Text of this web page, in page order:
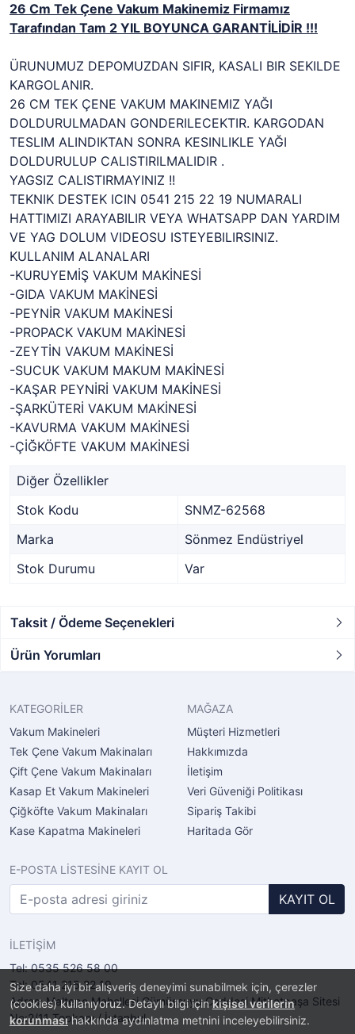
Size daha iyi bir alışveriş deneyimi sunabilmek için, çerezler
(cookies) kullanıyoruz. Detaylı bilgi içinkişisel verilerin
korunmasıhakkında aydınlatma metnini inceleyebilirsiniz.
26 Cm Tek Çene Vakum Makinemiz Firmamız
Tarafından Tam 2 YIL BOYUNCA GARANTİLİDİR !!!
ÜRUNUMUZ DEPOMUZDAN SIFIR, KASALI BIR SEKILDE
KARGOLANIR.
26 CM TEK ÇENE VAKUM MAKINEMIZ YAĞI
DOLDURULMADAN GONDERILECEKTIR. KARGODAN
TESLIM ALINDIKTAN SONRA KESINLIKLE YAĞI
DOLDURULUP CALISTIRILMALIDIR .
YAGSIZ CALISTIRMAYINIZ !!
TEKNIK DESTEK ICIN 0541 215 22 19 NUMARALI
HATTIMIZI ARAYABILIR VEYA WHATSAPP DAN YARDIM
VE YAG DOLUM VIDEOSU ISTEYEBILIRSINIZ.
KULLANIM ALANALARI
-KURUYEMİŞ VAKUM MAKİNESİ
-GIDA VAKUM MAKİNESİ
-PEYNİR VAKUM MAKİNESİ
-PROPACK VAKUM MAKİNESİ
-ZEYTİN VAKUM MAKİNESİ
-SUCUK VAKUM MAKUM MAKİNESİ
-KAŞAR PEYNİRİ VAKUM MAKİNESİ
-ŞARKÜTERİ VAKUM MAKİNESİ
-KAVURMA VAKUM MAKİNESİ
-ÇİĞKÖFTE VAKUM MAKİNESİ
Diğer Özellikler
Stok Kodu
SNMZ-62568
Marka
Sönmez Endüstriyel
Stok Durumu
Var
Taksit / Ödeme Seçenekleri
Ürün Yorumları
KATEGORİLER
Vakum Makineleri
Tek Çene Vakum Makinaları
Çift Çene Vakum Makinaları
Kasap Et Vakum Makineleri
Çiğköfte Vakum Makinaları
Kase Kapatma Makineleri
MAĞAZA
Müşteri Hizmetleri
Hakkımızda
İletişim
Veri Güveniği Politikası
Sipariş Takibi
Haritada Gör
E-POSTA LİSTESİNE KAYIT OL
KAYIT OL
İLETİŞİM
Tel: 0535 526 58 00
Tel: 0541 215 22 19
Adres: Maltepe Mahellesi Gümüşsuyu Caddesi Mithatpaşa Sitesi
No:2/11 Topkapı / İstanbul